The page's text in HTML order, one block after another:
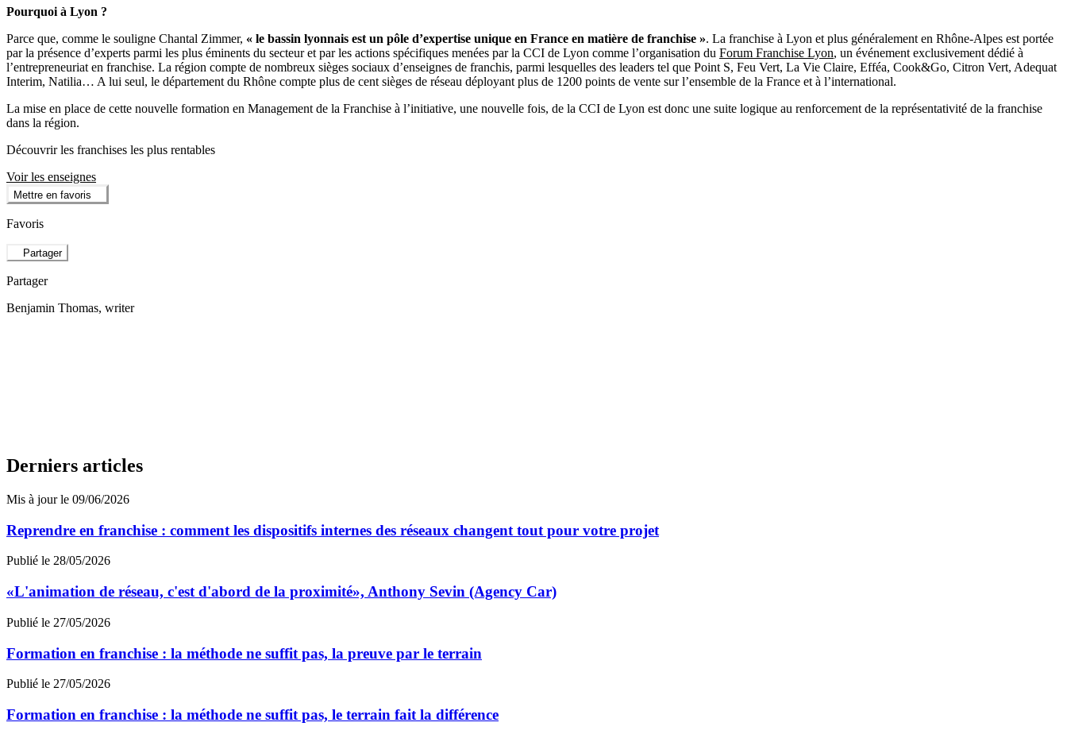
Pourquoi à Lyon ?
Parce que, comme le souligne Chantal Zimmer, « le bassin lyonnais est un pôle d’expertise unique en France en matière de franchise ». La franchise à Lyon et plus généralement en Rhône-Alpes est portée
par la présence d’experts parmi les plus éminents du secteur et par les actions spécifiques menées par la CCI de Lyon comme l’organisation du Forum Franchise Lyon, un événement exclusivement dédié à
l’entrepreneuriat en franchise. La région compte de nombreux sièges sociaux d’enseignes de franchis, parmi lesquelles des leaders tel que Point S, Feu Vert, La Vie Claire, Efféa, Cook&Go, Citron Vert, Adequat
Interim, Natilia… A lui seul, le département du Rhône compte plus de cent sièges de réseau déployant plus de 1200 points de vente sur l’ensemble de la France et à l’international.
La mise en place de cette nouvelle formation en Management de la Franchise à l’initiative, une nouvelle fois, de la CCI de Lyon est donc une suite logique au renforcement de la représentativité de la franchise
dans la région.
Découvrir les franchises les plus rentables
Voir les enseignes
Mettre en favoris
Favoris
Partager
Partager
Benjamin Thomas, writer
Derniers articles
Mis à jour le 09/06/2026
Reprendre en franchise : comment les dispositifs internes des réseaux changent tout pour votre projet
Publié le 28/05/2026
«L'animation de réseau, c'est d'abord de la proximité», Anthony Sevin (Agency Car)
Publié le 27/05/2026
Formation en franchise : la méthode ne suffit pas, la preuve par le terrain
Publié le 27/05/2026
Formation en franchise : la méthode ne suffit pas, le terrain fait la différence